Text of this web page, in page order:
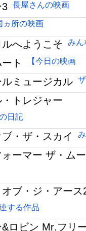
3 長屋さんの映画
ヵ所の映画
へようこそ みん
ト 【今日の映画
ミュージカル
トレジャー
日記
・ザ・スカイ
ォーマー ザ・ム
オブ・ジ・アー
する作品
ロビン Mr.フリ